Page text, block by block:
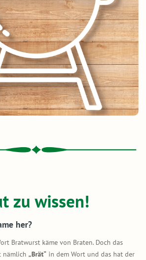
zu wissen!
her?
Bratwurst käme von Braten. Doch das
nämlich „Brät“ in dem Wort und das hat der